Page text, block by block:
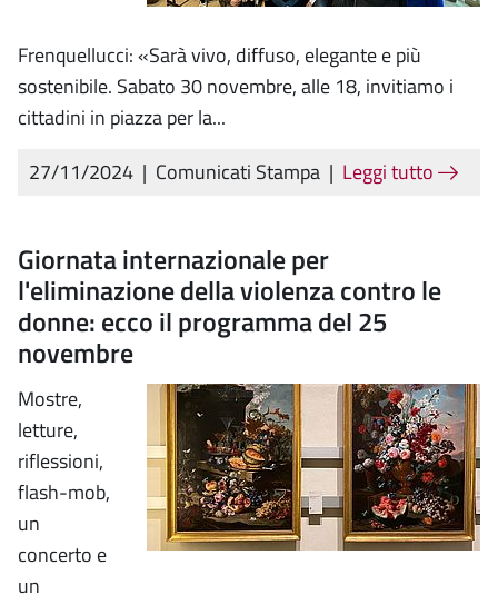
Frenquellucci: «Sarà vivo, diffuso, elegante e più
sostenibile. Sabato 30 novembre, alle 18, invitiamo i
cittadini in piazza per la...
27/11/2024 | Comunicati Stampa | Leggi tutto
Giornata internazionale per
l'eliminazione della violenza contro le
donne: ecco il programma del 25
novembre
Mostre,
letture,
riflessioni,
flash-mob,
un
concerto e
un